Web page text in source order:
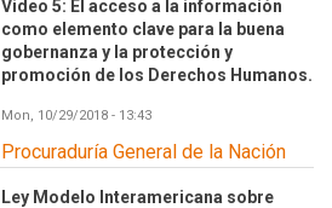
Video 5: El acceso a la información
como elemento clave para la buena
gobernanza y la protección y
promoción de los Derechos Humanos.
Mon, 10/29/2018 - 13:43
Procuraduría General de la Nación
Ley Modelo Interamericana sobre